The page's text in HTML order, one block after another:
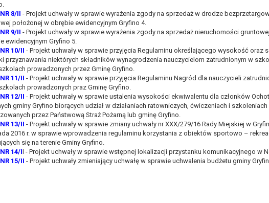
8/II - Projekt uchwały w sprawie wyrażenia zgody na sprzedaż w drodze
położonej w obrębie ewidencyjnym Gryfino 4.
9/II - Projekt uchwały w sprawie wyrażenia zgody na sprzedaż nieruchomości
ewidencyjnym Gryfino 5.
10/II - Projekt uchwały w sprawie przyjęcia Regulaminu określającego wysokość oraz
przyznawania niektórych składników wynagrodzenia nauczycielom zatrudnionym w
prowadzonych przez Gminę Gryfino.
11/II - Projekt uchwały w sprawie przyjęcia Regulaminu Nagród dla nauczycieli
prowadzonych praz Gminę Gryfino.
12/II - Projekt uchwały w sprawie ustalenia wysokości ekwiwalentu dla członków
gminy Gryfino biorących udział w działaniach ratowniczych, ćwiczeniach i
przez Państwową Straż Pożarną lub gminę Gryfino.
13/II - Projekt uchwały w sprawie zmiany uchwały nr XXX/279/16 Rady Miejskiej w
2016 r. w sprawie wprowadzenia regulaminu korzystania z obiektów sportowo –
się na terenie Gminy Gryfino.
14/II - Projekt uchwały w sprawie wstępnej lokalizacji przystanku komunikacyjnego w
15/II - Projekt uchwały zmieniający uchwałę w sprawie uchwalenia budżetu gminy
lub innej osoby fizycznej;
lub w ramach sprawowania władzy publicznej powierzonej
są wyłącznie na podstawie wcześniej udzielonej zgody w zakresie i celu
w pkt. 3, dane osobowe mogą być udostępniane innym upoważnionym
administratora na podstawie zawartej z nim umowy powierzenia
na podstawie odpowiednich przepisów prawa.
niezbędny do realizacji celu dla jakiego zostały zebrane oraz zgodnie z
zgody osoby, której dane dotyczą przetwarzanie odbywa się do czasu
zawarcia i realizacji umowy przetwarzanie odbywa się przez okres niezbędny
dla zabezpieczenia ewentualnych roszczeń, a w przypadku wyrażenia zgody na
od momentu pozyskania przechowywane są przez okres wynikający z
i konieczności zachowania dokumentacji projektu do celów kontrolnych.
osobowych przysługuje Pani/Panu:
ich kopii na podstawie art. 15 RODO;